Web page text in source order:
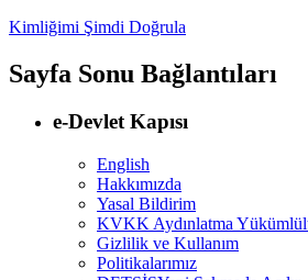
Kimliğimi Şimdi Doğrula
Sayfa Sonu Bağlantıları
e-Devlet Kapısı
English
Hakkımızda
Yasal Bildirim
KVKK Aydınlatma
Gizlilik ve Kullanım
Politikalarımız